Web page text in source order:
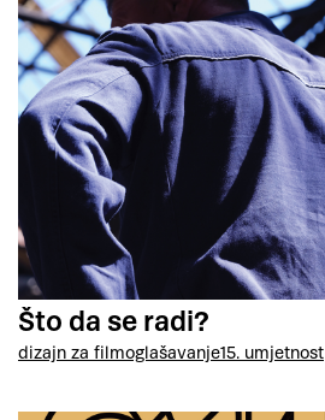
Što da se radi?
dizajn za filmoglašavanje15. umjetnost